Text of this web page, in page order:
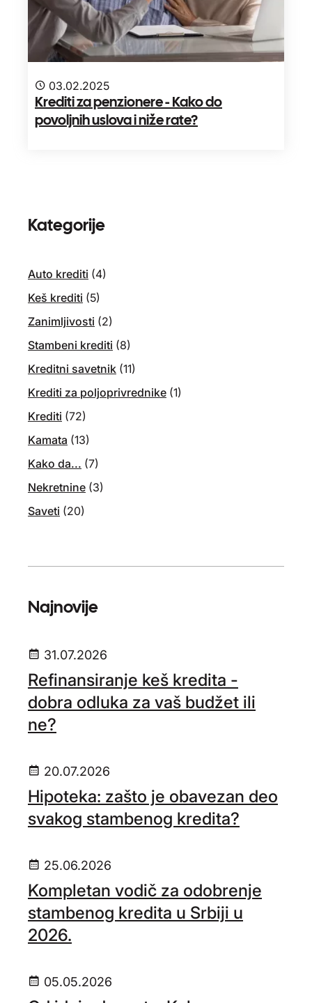
03.02.2025
Krediti za penzionere - Kako do
povoljnih uslova i niže rate?
Kategorije
Auto krediti (4)
Keš krediti (5)
Zanimljivosti (2)
Stambeni krediti (8)
Kreditni savetnik (11)
Krediti za poljoprivrednike (1)
Krediti (72)
Kamata (13)
Kako da... (7)
Nekretnine (3)
Saveti (20)
Najnovije
31.07.2026
Refinansiranje keš kredita -
dobra odluka za vaš budžet ili
ne?
20.07.2026
Hipoteka: zašto je obavezan deo
svakog stambenog kredita?
25.06.2026
Kompletan vodič za odobrenje
stambenog kredita u Srbiji u
2026.
05.05.2026